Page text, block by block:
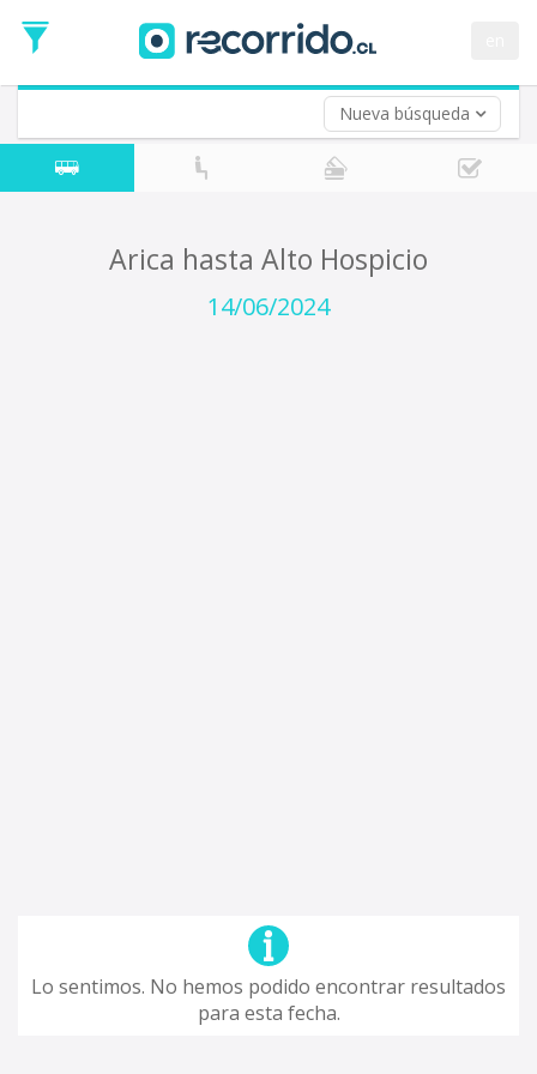
Nueva búsqueda
de
Ida
Vuelta (opcional)
Fecha
de
Arica hasta Alto Hospicio
14/06/2024
Lo sentimos. No hemos podido encontrar resultados
para esta fecha.